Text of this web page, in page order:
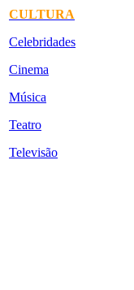
CULTURA
Celebridades
Cinema
Música
Teatro
Televisão